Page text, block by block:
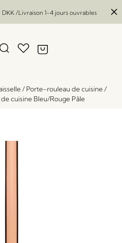
DKK/Livraison 1-4 jours ouvrables
/ Porte-rouleau de cuisine/
cuisine Bleu/Rouge Pâle